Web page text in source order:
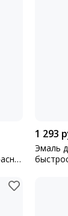
1 293
Эмаль